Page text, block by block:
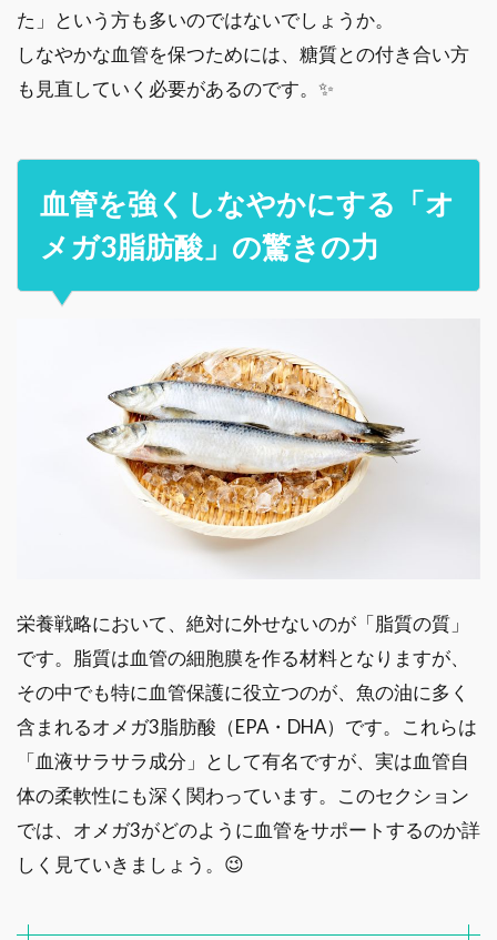
た」という方も多いのではないでしょうか。
しなやかな血管を保つためには、糖質との付き合い方
も見直していく必要があるのです。✨
血管を強くしなやかにする「オ
メガ3脂肪酸」の驚きの力
栄養戦略において、絶対に外せないのが「脂質の質」
です。脂質は血管の細胞膜を作る材料となりますが、
その中でも特に血管保護に役立つのが、魚の油に多く
含まれるオメガ3脂肪酸（EPA・DHA）です。これらは
「血液サラサラ成分」として有名ですが、実は血管自
体の柔軟性にも深く関わっています。このセクション
では、オメガ3がどのように血管をサポートするのか詳
しく見ていきましょう。😉